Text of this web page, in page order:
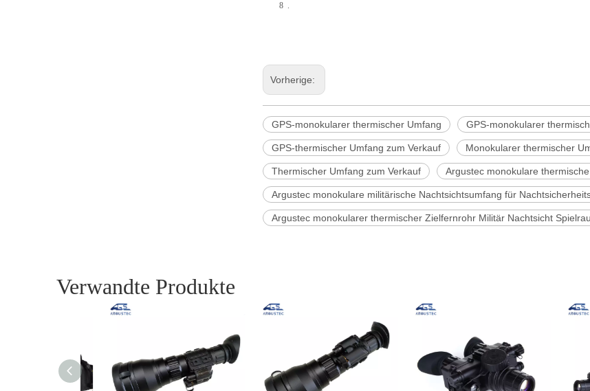
8 .
Vorherige:
GPS-monokularer thermischer Umfang GPS-monokularer
GPS-thermischer Umfang zum Verkauf Monokularer thermischer
Thermischer Umfang zum Verkauf Argustec monokulare
Argustec monokulare militärische Nachtsichtsumfang für
Argustec monokularer thermischer Zielfernrohr Militär Nachtsicht
Verwandte Produkte